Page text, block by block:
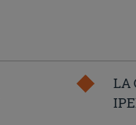
LA